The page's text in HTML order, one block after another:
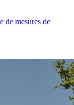
de mesures de